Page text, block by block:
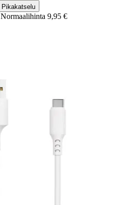
Pikakatselu
Normaalihinta 9,95 €